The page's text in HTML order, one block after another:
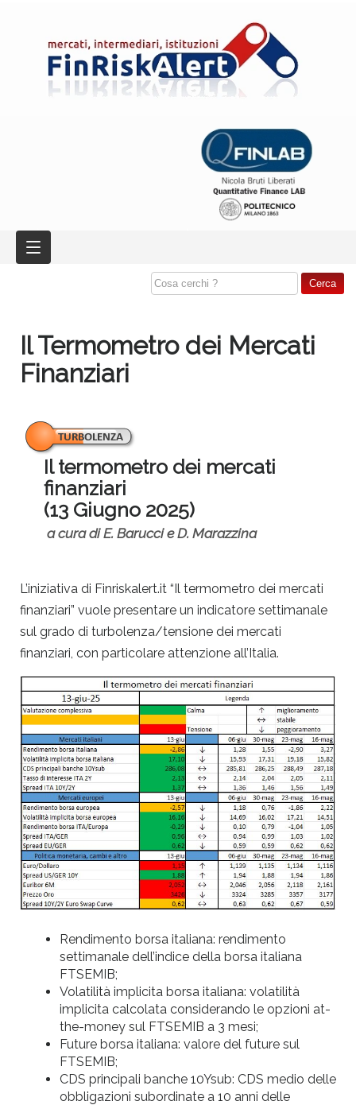
Il Termometro dei Mercati
Finanziari
Il termometro dei mercati
finanziari
(13 Giugno 2025)
a cura di E. Barucci e D. Marazzina
L’iniziativa di Finriskalert.it “Il termometro dei mercati
finanziari” vuole presentare un indicatore settimanale
sul grado di turbolenza/tensione dei mercati
finanziari, con particolare attenzione all’Italia.
Rendimento borsa italiana: rendimento
settimanale dell’indice della borsa italiana
FTSEMIB;
Volatilità implicita borsa italiana: volatilità
implicita calcolata considerando le opzioni at-
the-money sul FTSEMIB a 3 mesi;
Future borsa italiana: valore del future sul
FTSEMIB;
CDS principali banche 10Ysub: CDS medio delle
obbligazioni subordinate a 10 anni delle